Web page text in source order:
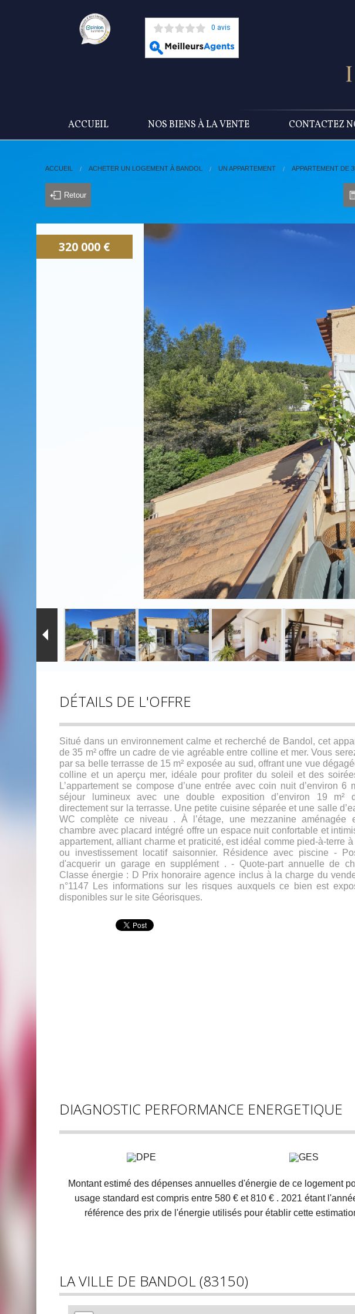
0 avis
ACCUEIL NOS BIENS À LA VENTE CONTACTEZ
ACCUEIL ACHETER UN LOGEMENT À BANDOL UN APPARTEMENT APPARTEMENT DE
Retour
320 000 €
DÉTAILS DE L'OFFRE
Situé dans un environnement calme et recherché de Bandol, cet
de 35 m² offre un cadre de vie agréable entre colline et mer. Vous
par sa belle terrasse de 15 m² exposée au sud, offrant une vue
colline et un aperçu mer, idéale pour profiter du soleil et des
L’appartement se compose d’une entrée avec coin nuit d’environ 6
séjour lumineux avec une double exposition d’environ 19 m²
directement sur la terrasse. Une petite cuisine séparée et une salle
WC complète ce niveau . À l’étage, une mezzanine aménagée
chambre avec placard intégré offre un espace nuit confortable et
appartement, alliant charme et praticité, est idéal comme pied-à-terre à
ou investissement locatif saisonnier. Résidence avec piscine -
d'acquerir un garage en supplément . - Quote-part annuelle de
Classe énergie : D Prix honoraire agence inclus à la charge du
n°1147 Les informations sur les risques auxquels ce bien est
disponibles sur le site Géorisques.
DIAGNOSTIC PERFORMANCE ENERGETIQUE
Montant estimé des dépenses annuelles d'énergie de ce logement
usage standard est compris entre 580 € et 810 € . 2021 étant
référence des prix de l'énergie utilisés pour établir cette
LA VILLE DE BANDOL (83150)